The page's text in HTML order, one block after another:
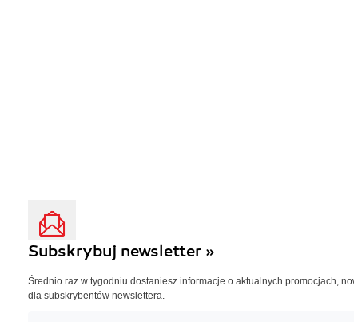
Subskrybuj newsletter »
Średnio raz w tygodniu dostaniesz informacje o aktualnych promocjach,
dla subskrybentów newslettera.